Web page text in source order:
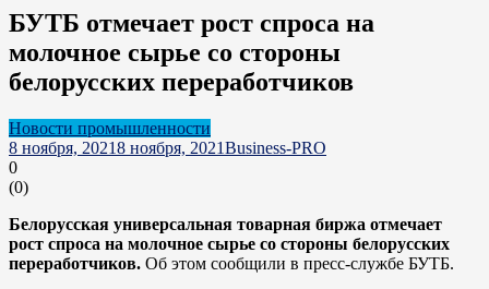
БУТБ отмечает рост спроса на
молочное сырье со стороны
белорусских переработчиков
Новости промышленности
8 ноября, 20218 ноября, 2021Business-PRO
0
(0)
Белорусская универсальная товарная биржа отмечает
рост спроса на молочное сырье со стороны белорусских
переработчиков. Об этом сообщили в пресс-службе БУТБ.